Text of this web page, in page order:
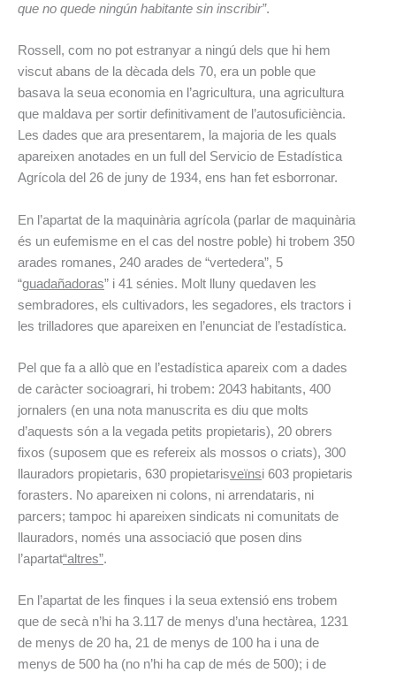
que no quede ningún habitante sin inscribir”.
Rossell, com no pot estranyar a ningú dels que hi hem
viscut abans de la dècada dels 70, era un poble que
basava la seua economia en l’agricultura, una agricultura
que maldava per sortir definitivament de l’autosuficiència.
Les dades que ara presentarem, la majoria de les quals
apareixen anotades en un full del Servicio de Estadística
Agrícola del 26 de juny de 1934, ens han fet esborronar.
En l’apartat de la maquinària agrícola (parlar de maquinària
és un eufemisme en el cas del nostre poble) hi trobem 350
arades romanes, 240 arades de “vertedera”, 5
“guadañadoras” i 41 sénies. Molt lluny quedaven les
sembradores, els cultivadors, les segadores, els tractors i
les trilladores que apareixen en l’enunciat de l’estadística.
Pel que fa a allò que en l’estadística apareix com a dades
de caràcter socioagrari, hi trobem: 2043 habitants, 400
jornalers (en una nota manuscrita es diu que molts
d’aquests són a la vegada petits propietaris), 20 obrers
fixos (suposem que es refereix als mossos o criats), 300
llauradors propietaris, 630 propietarisveïnsi 603 propietaris
forasters. No apareixen ni colons, ni arrendataris, ni
parcers; tampoc hi apareixen sindicats ni comunitats de
llauradors, només una associació que posen dins
l’apartat“altres”.
En l’apartat de les finques i la seua extensió ens trobem
que de secà n’hi ha 3.117 de menys d’una hectàrea, 1231
de menys de 20 ha, 21 de menys de 100 ha i una de
menys de 500 ha (no n’hi ha cap de més de 500); i de